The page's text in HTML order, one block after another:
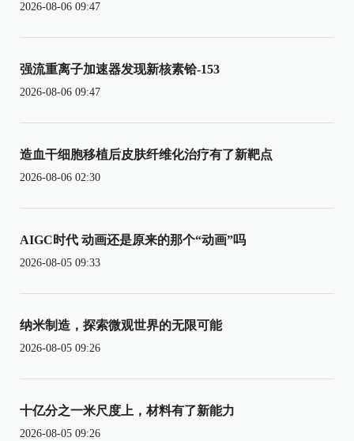
2026-08-06 09:47
强流重离子加速器发现新核素铪-153
2026-08-06 09:47
造血干细胞移植后皮肤纤维化治疗有了新靶点
2026-08-06 02:30
AIGC时代 动画还是原来的那个“动画”吗
2026-08-05 09:33
纳米制造，探索微观世界的无限可能
2026-08-05 09:26
十亿分之一米尺度上，材料有了新能力
2026-08-05 09:26